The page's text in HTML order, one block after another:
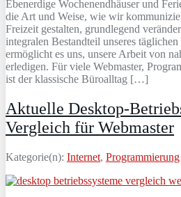
Ebenerdige Wochenendhäuser und
die Art und Weise, wie wir
Freizeit gestalten, grundlegend
integralen Bestandteil unseres
ermöglicht es uns, unsere Arbeit von
erledigen. Für viele Webmaster,
ist der klassische Büroalltag […]
Aktuelle Desktop-
Vergleich für Webmaster
Kategorie(n): Internet, Programmierung